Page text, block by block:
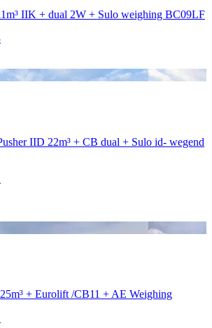
IIK + dual 2W + Sulo weighing BC09LF
IID 22m³ + CB dual + Sulo id- wegend
+ Eurolift /CB11 + AE Weighing